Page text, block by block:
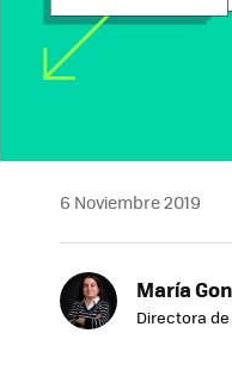
6 Noviembre 2019
María
Directora